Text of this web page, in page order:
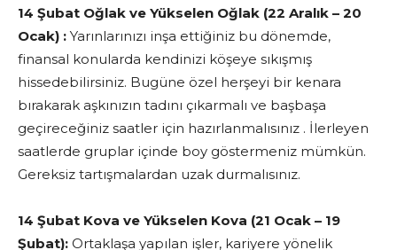
14 Şubat Oğlak ve Yükselen Oğlak (22 Aralık – 20
Ocak) : Yarınlarınızı inşa ettiğiniz bu dönemde,
finansal konularda kendinizi köşeye sıkışmış
hissedebilirsiniz. Bugüne özel herşeyi bir kenara
bırakarak aşkınızın tadını çıkarmalı ve başbaşa
geçireceğiniz saatler için hazırlanmalısınız . İlerleyen
saatlerde gruplar içinde boy göstermeniz mümkün.
Gereksiz tartışmalardan uzak durmalısınız.
14 Şubat Kova ve Yükselen Kova (21 Ocak – 19
Şubat): Ortaklaşa yapılan işler, kariyere yönelik